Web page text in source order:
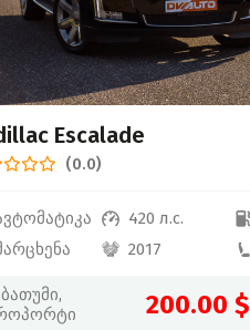
Escalade
(0.0)
420 л.с.
2017
ბათუმი,
200.00 $